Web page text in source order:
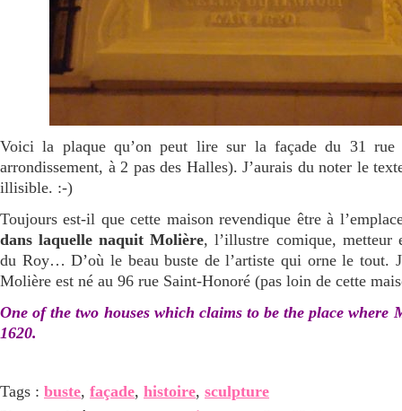
Voici la plaque qu’on peut lire sur la façade du 31 rue
arrondissement, à 2 pas des Halles). J’aurais du noter le
illisible. :-)
Toujours est-il que cette maison revendique être à
dans laquelle naquit Molière, l’illustre comique, metteur
du Roy… D’où le beau buste de l’artiste qui orne le tout.
Molière est né au 96 rue Saint-Honoré (pas loin de cette
One of the two houses which claims to be the place where
1620.
Tags : buste, façade, histoire, sculpture